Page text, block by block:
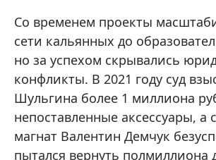
Со временем проекты
сети кальянных до
но за успехом скрывались
конфликты. В 2021 году суд
Шульгина более 1 миллиона
непоставленные аксессуары, а
магнат Валентин Демчук
пытался вернуть полмиллиона